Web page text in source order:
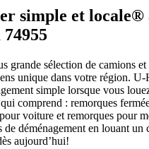
simple et locale®
grande sélection de camions et
unique dans votre région. U-
simple lorsque vous
comprend : remorques
voiture et remorques pour
déménagement en louant un
aujourd’hui!